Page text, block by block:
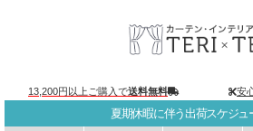
夏期休暇に伴う出荷スケジュ
13,200円以上ご購入で送料無料 安